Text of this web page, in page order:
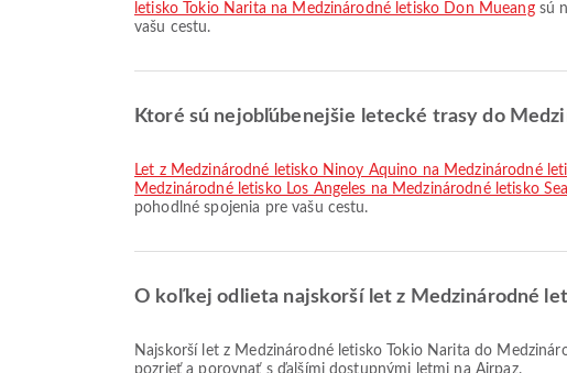
letisko Tokio Narita na Medzinárodné letisko Don Mueangsú
vašu cestu.
Ktoré sú nejobľúbenejšie letecké trasy do
let z Medzinárodné letisko Ninoy Aquino na Medzinárodné
Medzinárodné letisko Los Angeles na Medzinárodné letisko
pohodlné spojenia pre vašu cestu.
O koľkej odlieta najskorší let z Medzinárodné
Najskorší let z Medzinárodné letisko Tokio Narita do Medzinárodné letisko Seattle Tacoma so spoločnosťou American Airlines odlieta o 17:45. Tento letový poriadok si môžete